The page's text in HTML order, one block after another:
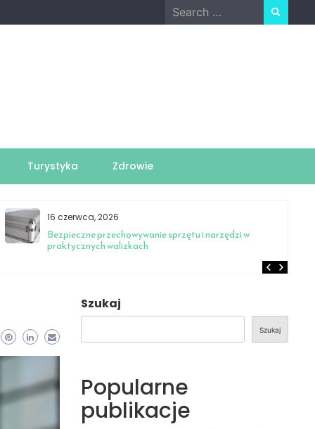
Search
for:
Turystyka Zdrowie
16 czerwca, 2026
Bezpieczne przechowywanie sprzętu i narzędzi w
praktycznych walizkach
Szukaj
Szukaj
Popularne
publikacje